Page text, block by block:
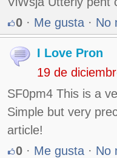
0 · Me gusta · No
I Love Pron
19 de
SF0pm4 This is a
Simple but very
article!
0 · Me gusta · No